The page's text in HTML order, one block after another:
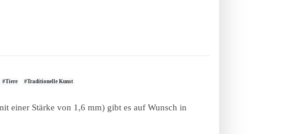
#Tiere #Traditionelle Kunst
einer Stärke von 1,6 mm) gibt es auf Wunsch in